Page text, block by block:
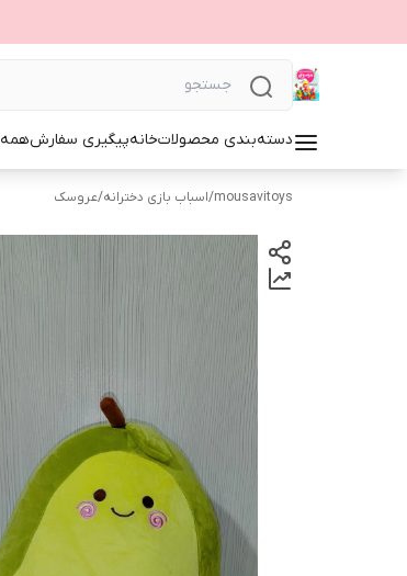
دسته‌بندی محصولاتخانهپیگیری سفارش
mousavitoys
/اسباب بازی دخترانه/عروسک